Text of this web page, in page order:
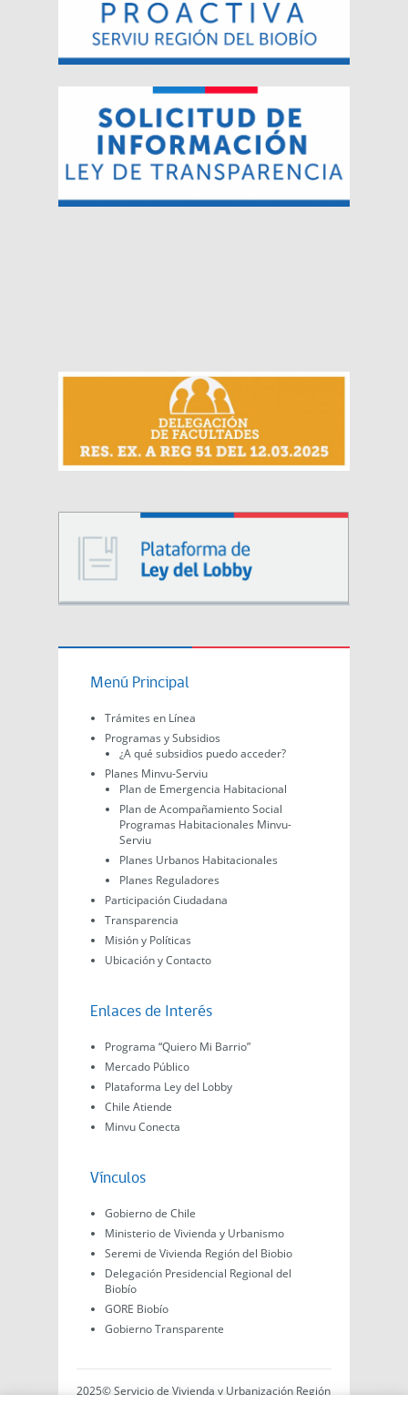
Menú Principal
Trámites en Línea
Programas y Subsidios
¿A qué subsidios puedo acceder?
Planes Minvu-Serviu
Plan de Emergencia Habitacional
Plan de Acompañamiento Social
Programas Habitacionales Minvu-
Serviu
Planes Urbanos Habitacionales
Planes Reguladores
Participación Ciudadana
Transparencia
Misión y Políticas
Ubicación y Contacto
Enlaces de Interés
Programa “Quiero Mi Barrio”
Mercado Público
Plataforma Ley del Lobby
Chile Atiende
Minvu Conecta
Vínculos
Gobierno de Chile
Ministerio de Vivienda y Urbanismo
Seremi de Vivienda Región del Biobio
Delegación Presidencial Regional del
Biobío
GORE Biobío
Gobierno Transparente
2025© Servicio de Vivienda y Urbanización Región